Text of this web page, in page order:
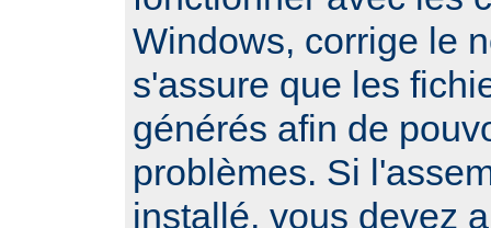
Windows, corrige le
s'assure que les
générés afin de
problèmes. Si
installé, vous devez